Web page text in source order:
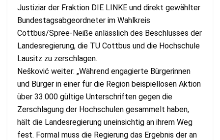
Justiziar der Fraktion DIE LINKE und direkt gewählter
Bundestagsabgeordneter im Wahlkreis
Cottbus/Spree-Neiße anlässlich des Beschlusses der
Landesregierung, die TU Cottbus und die Hochschule
Lausitz zu zerschlagen.
Nešković weiter: „Während engagierte Bürgerinnen
und Bürger in einer für die Region beispiellosen Aktion
über 33.000 gültige Unterschriften gegen die
Zerschlagung der Hochschulen gesammelt haben,
hält die Landesregierung uneinsichtig an ihrem Weg
fest. Formal muss die Regierung das Ergebnis der an